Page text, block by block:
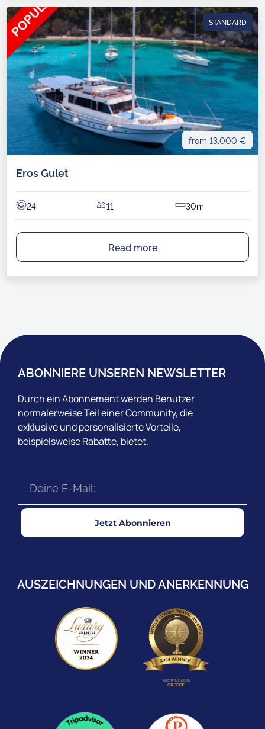
STANDARD
from 13.000 €
Eros Gulet
24 11 30m
Read more
ABONNIERE UNSEREN NEWSLETTER
Durch ein Abonnement werden Benutzer
normalerweise Teil einer Community, die
exklusive und personalisierte Vorteile,
beispielsweise Rabatte, bietet.
Jetzt Abonnieren
AUSZEICHNUNGEN UND ANERKENNUNG